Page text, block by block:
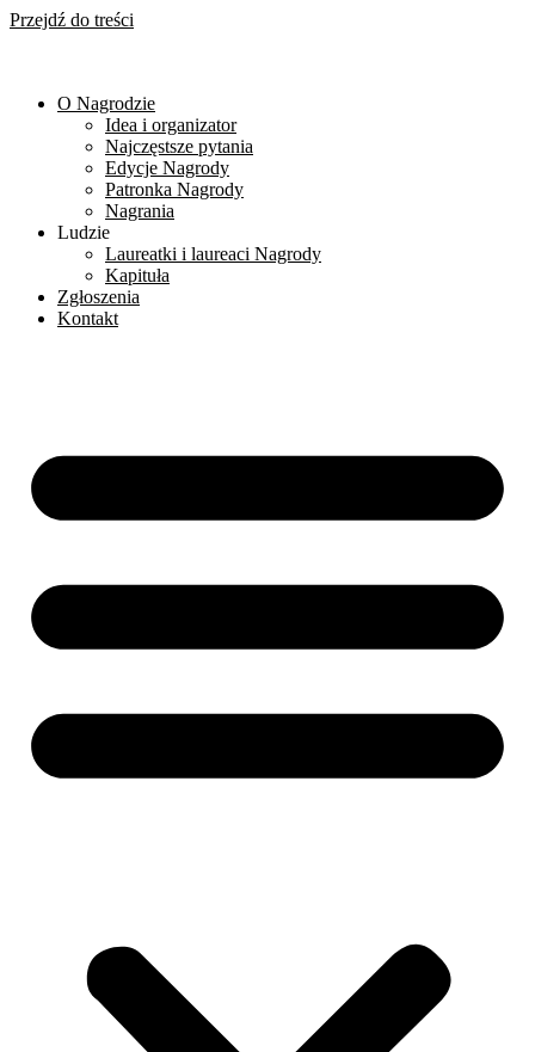
Przejdź do treści
O Nagrodzie
Idea i organizator
Najczęstsze pytania
Edycje Nagrody
Patronka Nagrody
Nagrania
Ludzie
Laureatki i laureaci Nagrody
Kapituła
Zgłoszenia
Kontakt